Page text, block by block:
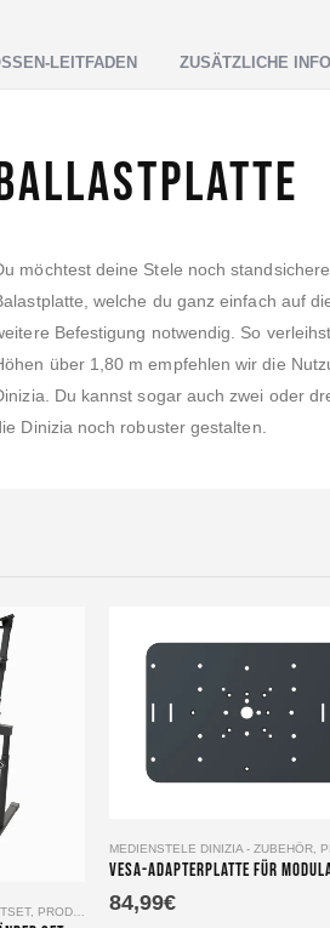
LEITFADEN ZUSÄTZLICHE
möchtest deine Stele noch
welche du ganz einfach auf
Befestigung notwendig. So
über 1,80 m empfehlen wir die
Du kannst sogar auch zwei oder
Dinizia noch robuster gestalten.
, PRODUKTE
MEDIENSTELE DINIZIA - ZUBEHÖR,
84,99€